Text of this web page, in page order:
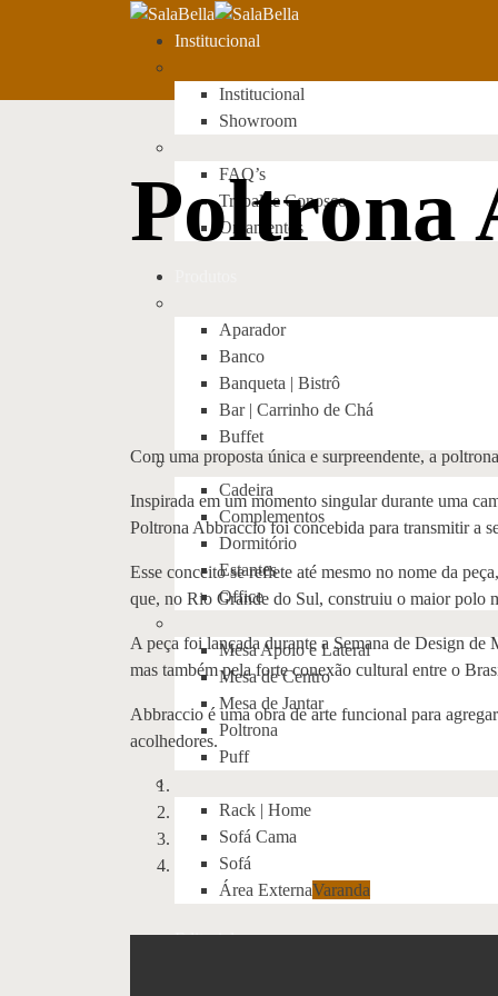
Institucional
Institucional
Showroom
FAQ’s
Trabalhe Conosco
Orçamentos
Aparador
Banco
Banqueta | Bistrô
Bar | Carrinho de Chá
Buffet
Cadeira
Complementos
Dormitório
Estantes
Office
Mesa Apoio e Lateral
Mesa de Centro
Mesa de Jantar
Poltrona
Puff
Rack | Home
Sofá Cama
Sofá
Área ExternaVaranda
Editorial
Poltrona
Com uma proposta única e surpreendente, a
Inspirada em um momento singular durante uma
Poltrona Abbraccio foi concebida para transmitir a
Esse conceito se reflete até mesmo no nome da
que, no Rio Grande do Sul, construiu o maior polo
A peça foi lançada durante a Semana de Design
mas também pela forte conexão cultural entre o
Abbraccio é uma obra de arte funcional para
acolhedores.